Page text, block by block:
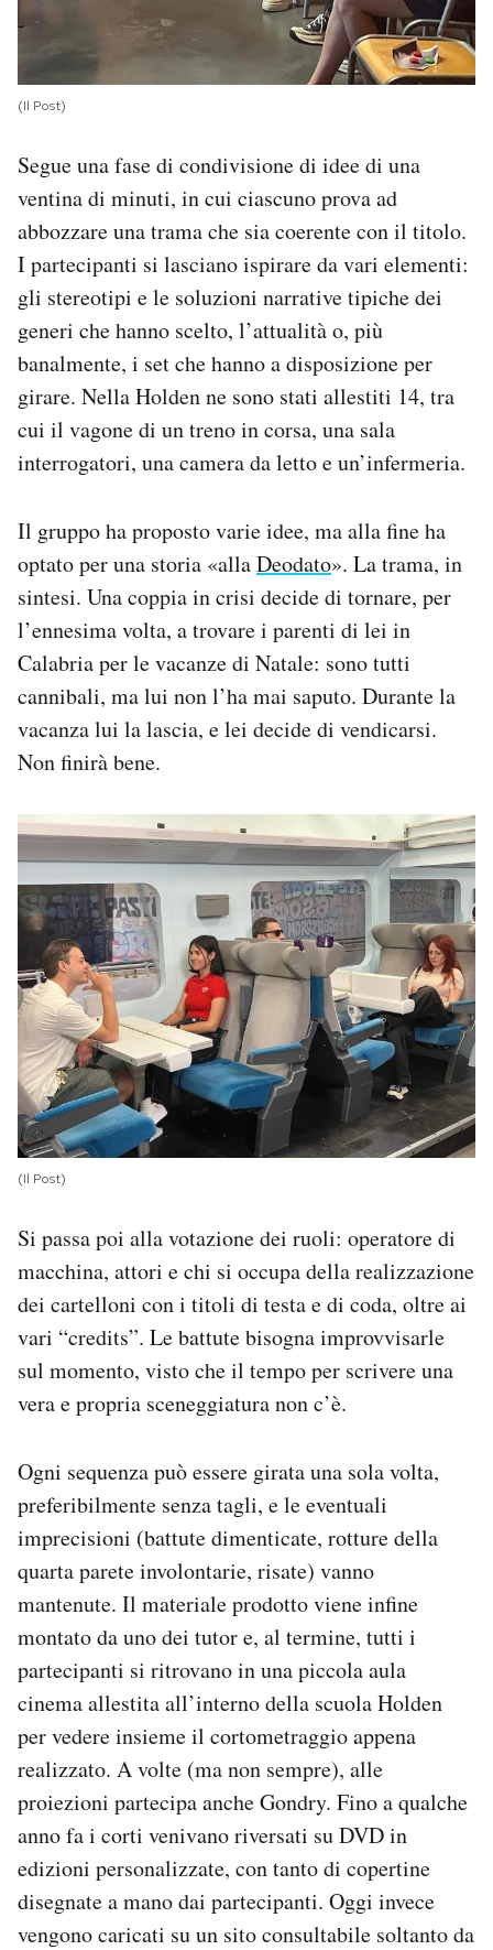
(Il Post)
Segue una fase di condivisione di idee di una
ventina di minuti, in cui ciascuno prova ad
abbozzare una trama che sia coerente con il titolo.
I partecipanti si lasciano ispirare da vari elementi:
gli stereotipi e le soluzioni narrative tipiche dei
generi che hanno scelto, l’attualità o, più
banalmente, i set che hanno a disposizione per
girare. Nella Holden ne sono stati allestiti 14, tra
cui il vagone di un treno in corsa, una sala
interrogatori, una camera da letto e un’infermeria.
Il gruppo ha proposto varie idee, ma alla fine ha
optato per una storia «allaDeodato». La trama, in
sintesi. Una coppia in crisi decide di tornare, per
l’ennesima volta, a trovare i parenti di lei in
Calabria per le vacanze di Natale: sono tutti
cannibali, ma lui non l’ha mai saputo. Durante la
vacanza lui la lascia, e lei decide di vendicarsi.
Non finirà bene.
(Il Post)
Si passa poi alla votazione dei ruoli: operatore di
macchina, attori e chi si occupa della realizzazione
dei cartelloni con i titoli di testa e di coda, oltre ai
vari “credits”. Le battute bisogna improvvisarle
sul momento, visto che il tempo per scrivere una
vera e propria sceneggiatura non c’è.
Ogni sequenza può essere girata una sola volta,
preferibilmente senza tagli, e le eventuali
imprecisioni (battute dimenticate, rotture della
quarta parete involontarie, risate) vanno
mantenute. Il materiale prodotto viene infine
montato da uno dei tutor e, al termine, tutti i
partecipanti si ritrovano in una piccola aula
cinema allestita all’interno della scuola Holden
per vedere insieme il cortometraggio appena
realizzato. A volte (ma non sempre), alle
proiezioni partecipa anche Gondry. Fino a qualche
anno fa i corti venivano riversati su DVD in
edizioni personalizzate, con tanto di copertine
disegnate a mano dai partecipanti. Oggi invece
vengono caricati su un sito consultabile soltanto da